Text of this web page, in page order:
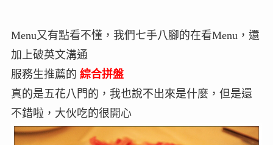
Menu又有點看不懂，我們七手八腳的在看Menu，還
加上破英文溝通
服務生推薦的 綜合拼盤
真的是五花八門的，我也說不出來是什麼，但是還
不錯啦，大伙吃的很開心